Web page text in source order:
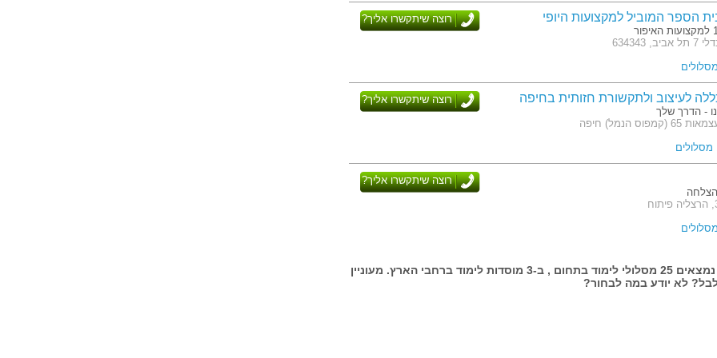
ממשלה (תמ"ת, חקלאות, תיירות)
לשכת המאמנים, האיגוד
נקודות זכות אקדמיות, בהתאם
לימודים ברמה גבוהה, בתנאים
הספר המוביל למקצועות היופי רוצה שיתקשרו אליך?
לעיצוב ולתקשורת חזותית בחיפה
- הדרך שלך
הנמל) חיפה
רוצה שיתקשרו אליך?
רוצה שיתקשרו אליך?
בעמוד זה נמצאים 25 מסלולי לימוד בתחום , ב-3 מוסדות לימוד ברחבי הארץ. מעוניין
לא יודע במה לבחור?